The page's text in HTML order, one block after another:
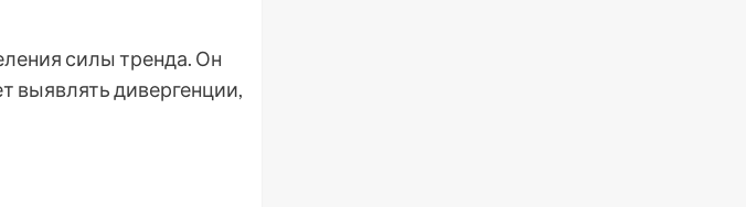
силы тренда. Он
выявлять дивергенции,